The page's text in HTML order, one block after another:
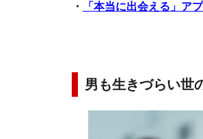
・ 「本当に出会える」ア
男も生きづらい世